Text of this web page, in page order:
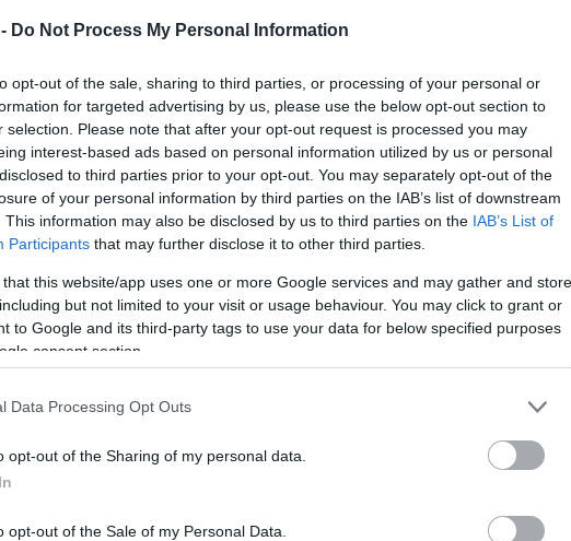
Do Not Process My Personal Information
opt-out of the sale, sharing to third parties, or processing of your personal or
for targeted advertising by us, please use the below opt-out section to
selection. Please note that after your opt-out request is processed you may
interest-based ads based on personal information utilized by us or personal
to third parties prior to your opt-out. You may separately opt-out of the
of your personal information by third parties on the IAB’s list of downstream
This information may also be disclosed by us to third parties on the IAB’s List of
Participants that may further disclose it to other third parties.
that this website/app uses one or more Google services and may gather and store
but not limited to your visit or usage behaviour. You may click to grant or
to Google and its third-party tags to use your data for below specified purposes
consent section.
Data Processing Opt Outs
opt-out of the Sharing of my personal data.
opt-out of the Sale of my Personal Data.
, Jászság , , , legvagányabb , , ,
is beszámít majd
Bár minden hozzáértő óva intette ettől a
amit írd és mondd, egy hétig lehet
véleményezni. Valószínűleg jelenlegi
megváltozott mérés.
Tánccal,
klíma